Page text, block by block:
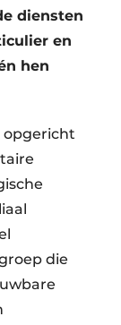
diensten
en
hen
opgericht
die